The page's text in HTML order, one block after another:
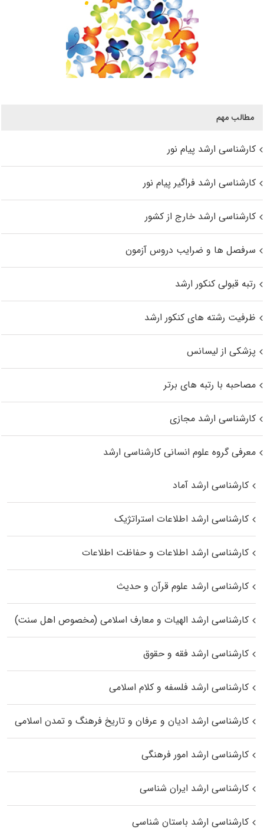
مطالب مهم
کارشناسی ارشد پیام نور
کارشناسی ارشد فراگیر پیام نور
کارشناسی ارشد خارج از کشور
سرفصل ها و ضرایب دروس آزمون
رتبه قبولی کنکور ارشد
ظرفیت رشته های کنکور ارشد
پزشکی از لیسانس
مصاحبه با رتبه های برتر
کارشناسی ارشد مجازی
معرفی گروه علوم انسانی کارشناسی ارشد
کارشناسی ارشد آماد
کارشناسی ارشد اطلاعات استراتژیک
کارشناسی ارشد اطلاعات و حفاظت اطلاعات
کارشناسی ارشد علوم قرآن و حدیث
کارشناسی ارشد الهیات و معارف اسلامی (مخصوص اهل سنت)
کارشناسی ارشد فقه و حقوق
کارشناسی ارشد فلسفه و کلام اسلامی
کارشناسی ارشد ادیان و عرفان و تاریخ فرهنگ و تمدن اسلامی
کارشناسی ارشد امور فرهنگی
کارشناسی ارشد ایران شناسی
کارشناسی ارشد باستان شناسی